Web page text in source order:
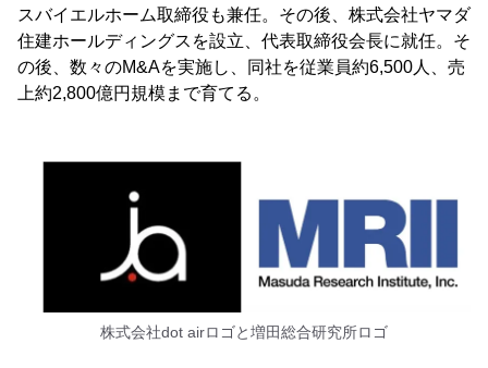
スバイエルホーム取締役も兼任。その後、株式会社ヤマダ
住建ホールディングスを設立、代表取締役会長に就任。そ
の後、数々のM&Aを実施し、同社を従業員約6,500人、売
上約2,800億円規模まで育てる。
株式会社dot airロゴと増田総合研究所ロゴ